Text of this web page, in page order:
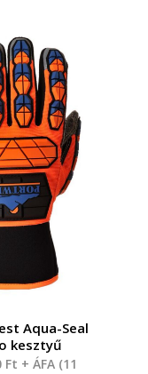
Aqua-Seal
kesztyű
Ft + ÁFA (11